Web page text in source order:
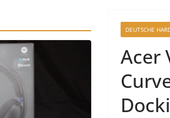
DEUTSCHE
Acer